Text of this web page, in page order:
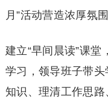
月”活动营造浓厚氛围
建立“早间晨读”课
学习，领导班子带
知识、理清工作思